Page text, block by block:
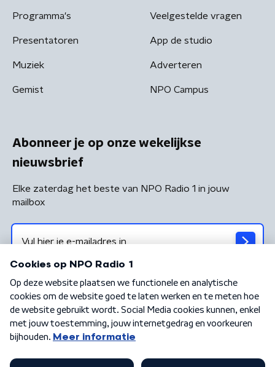
Programma's
Presentatoren
Muziek
Gemist
Veelgestelde vragen
App de studio
Adverteren
NPO Campus
Abonneer je op onze wekelijkse
nieuwsbrief
Elke zaterdag het beste van NPO Radio 1 in jouw
mailbox
Algemene voorwaarden